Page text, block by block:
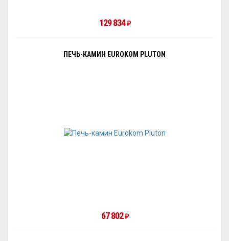
129 834₽
ПЕЧЬ-КАМИН EUROKOM PLUTON
67 802₽